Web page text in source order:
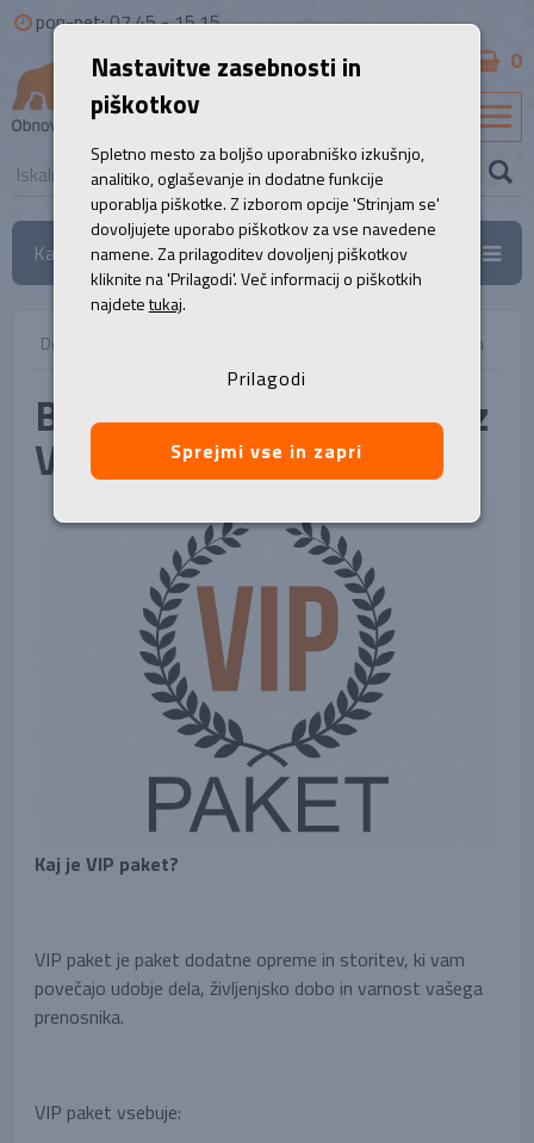
pon-pet: 07.45 - 15.15
0
Kategorije
Domov BBT kvaliteto dvigujemo z VIP paketom
BBT kvaliteto dvigujemo z
VIP paketom
Kaj je VIP paket?
VIP paket je paket dodatne opreme in storitev, ki vam
povečajo udobje dela, življenjsko dobo in varnost vašega
prenosnika.
VIP paket vsebuje:
Nastavitve zasebnosti in
piškotkov
Spletno mesto za boljšo uporabniško izkušnjo,
analitiko, oglaševanje in dodatne funkcije
uporablja piškotke. Z izborom opcije 'Strinjam se'
dovoljujete uporabo piškotkov za vse navedene
namene. Za prilagoditev dovoljenj piškotkov
kliknite na 'Prilagodi'. Več informacij o piškotkih
najdetetukaj.
Prilagodi
Sprejmi vse in zapri